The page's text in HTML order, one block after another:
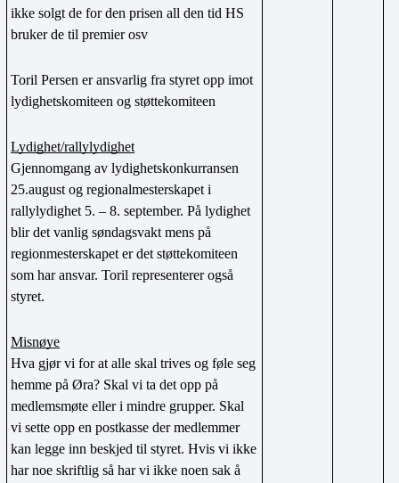
ikke solgt de for den prisen all den tid HS
bruker de til premier osv
Toril Persen er ansvarlig fra styret opp imot
lydighetskomiteen og støttekomiteen
Lydighet/rallylydighet
Gjennomgang av lydighetskonkurransen
25.august og regionalmesterskapet i
rallylydighet 5. – 8. september. På lydighet
blir det vanlig søndagsvakt mens på
regionmesterskapet er det støttekomiteen
som har ansvar. Toril representerer også
styret.
Misnøye
Hva gjør vi for at alle skal trives og føle seg
hemme på Øra? Skal vi ta det opp på
medlemsmøte eller i mindre grupper. Skal
vi sette opp en postkasse der medlemmer
kan legge inn beskjed til styret. Hvis vi ikke
har noe skriftlig så har vi ikke noen sak å